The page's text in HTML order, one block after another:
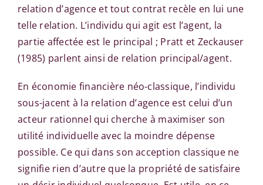
relation d’agence et tout contrat recèle en lui une
telle relation. L’individu qui agit est l’agent, la
partie affectée est le principal ; Pratt et Zeckauser
(1985) parlent ainsi de relation principal/agent.
En économie financière néo-classique, l’individu
sous-jacent à la relation d’agence est celui d’un
acteur rationnel qui cherche à maximiser son
utilité individuelle avec la moindre dépense
possible. Ce qui dans son acception classique ne
signifie rien d’autre que la propriété de satisfaire